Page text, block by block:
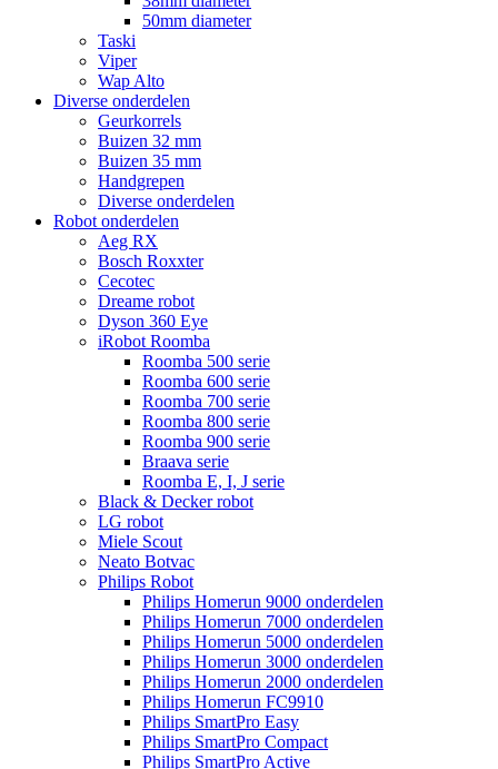
50mm diameter
Taski
Viper
Wap Alto
Diverse onderdelen
Geurkorrels
Buizen 32 mm
Buizen 35 mm
Handgrepen
Diverse onderdelen
Robot onderdelen
Aeg RX
Bosch Roxxter
Cecotec
Dreame robot
Dyson 360 Eye
iRobot Roomba
Roomba 500 serie
Roomba 600 serie
Roomba 700 serie
Roomba 800 serie
Roomba 900 serie
Braava serie
Roomba E, I, J serie
Black & Decker robot
LG robot
Miele Scout
Neato Botvac
Philips Robot
Philips Homerun 9000 onderdelen
Philips Homerun 7000 onderdelen
Philips Homerun 5000 onderdelen
Philips Homerun 3000 onderdelen
Philips Homerun 2000 onderdelen
Philips Homerun FC9910
Philips SmartPro Easy
Philips SmartPro Compact
Philips SmartPro Active